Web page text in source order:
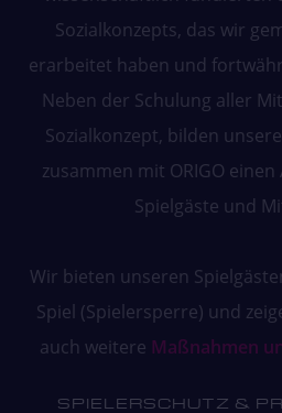
Sozialkonzepts, das wir
erarbeitet haben und
Neben der Schulung aller
Sozialkonzept, bilden
zusammen mit ORIGO
Spielgäste und
Wir bieten unseren
Spiel (Spielersperre) und
auch weitere Maßnahmen
SPIELERSCHUTZ &